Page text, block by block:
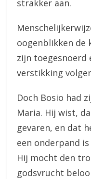
strakker aan.
oogenblikken de
zijn toegesnoerd
verstikking
Doch Bosio had
Maria. Hij wist,
gevaren, en dat
een onderpand
Hij mocht den
godsvrucht